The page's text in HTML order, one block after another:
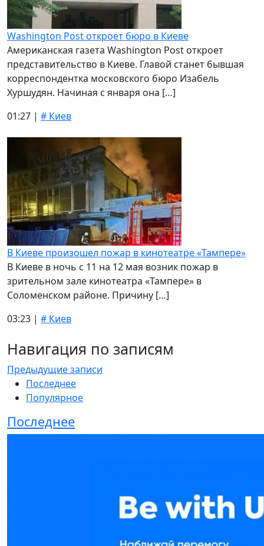
Washington Post откроет бюро в Киеве
Американская газета Washington Post откроет
представительство в Киеве. Главой станет бывшая
корреспондентка московского бюро Изабель
Хуршудян. Начиная с января она […]
01:27 | # Киев
В Киеве произошел пожар в кинотеатре «Тампере»
В Киеве в ночь с 11 на 12 мая возник пожар в
зрительном зале кинотеатра «Тампере» в
Соломенском районе. Причину […]
03:23 | # Киев
Навигация по записям
Предыдущие записи
Последнее
Популярное
Последнее